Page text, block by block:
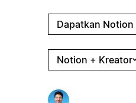
Dapatkan
Notion + Kreator